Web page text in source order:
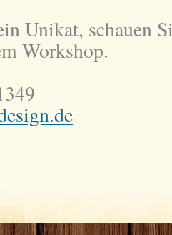
Unikat, schauen
Workshop.